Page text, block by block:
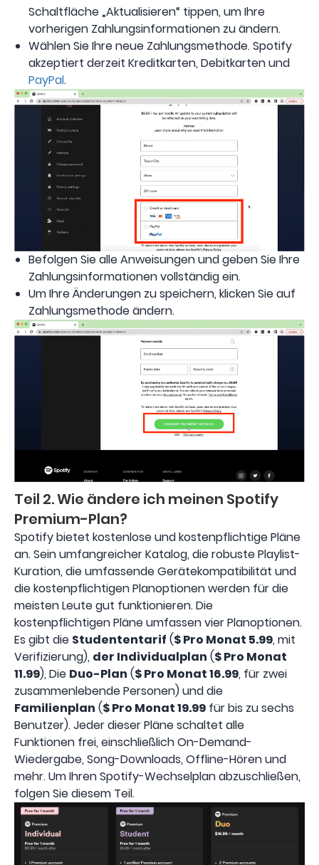
Schaltfläche „Aktualisieren“ tippen, um Ihre
vorherigen Zahlungsinformationen zu ändern.
Wählen Sie Ihre neue Zahlungsmethode. Spotify
akzeptiert derzeit Kreditkarten, Debitkarten und
PayPal.
Befolgen Sie alle Anweisungen und geben Sie Ihre
Zahlungsinformationen vollständig ein.
Um Ihre Änderungen zu speichern, klicken Sie auf
Zahlungsmethode ändern.
Teil 2. Wie ändere ich meinen Spotify
Premium-Plan?
Spotify bietet kostenlose und kostenpflichtige Pläne
an. Sein umfangreicher Katalog, die robuste Playlist-
Kuration, die umfassende Gerätekompatibilität und
die kostenpflichtigen Planoptionen werden für die
meisten Leute gut funktionieren. Die
kostenpflichtigen Pläne umfassen vier Planoptionen.
Es gibt die Studententarif ($ Pro Monat 5.99, mit
Verifizierung), der Individualplan ($ Pro Monat
11.99), Die Duo-Plan ($ Pro Monat 16.99, für zwei
zusammenlebende Personen) und die
Familienplan ($ Pro Monat 19.99 für bis zu sechs
Benutzer). Jeder dieser Pläne schaltet alle
Funktionen frei, einschließlich On-Demand-
Wiedergabe, Song-Downloads, Offline-Hören und
mehr. Um Ihren Spotify-Wechselplan abzuschließen,
folgen Sie diesem Teil.